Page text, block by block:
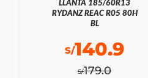
LLANTA 185/60R13
RYDANZ REAC R05 80H
BL
S/179.0
S/140.9